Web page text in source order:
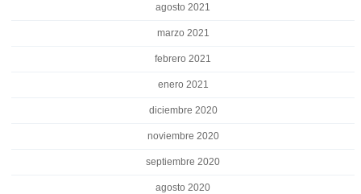
agosto 2021
marzo 2021
febrero 2021
enero 2021
diciembre 2020
noviembre 2020
septiembre 2020
agosto 2020